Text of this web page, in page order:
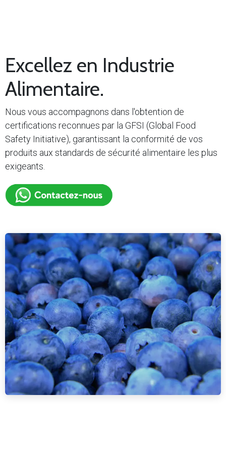
Excellez en Industrie
Alimentaire.
Nous vous accompagnons dans l'obtention de
certifications reconnues par la GFSI (Global Food
Safety Initiative), garantissant la conformité de vos
produits aux standards de sécurité alimentaire les plus
exigeants.